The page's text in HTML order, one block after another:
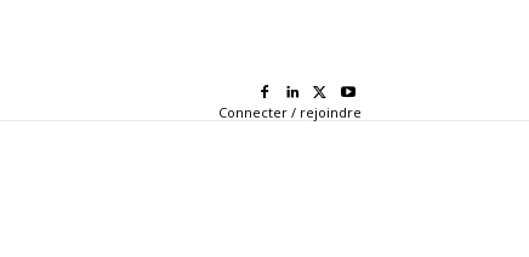
Connecter / rejoindre